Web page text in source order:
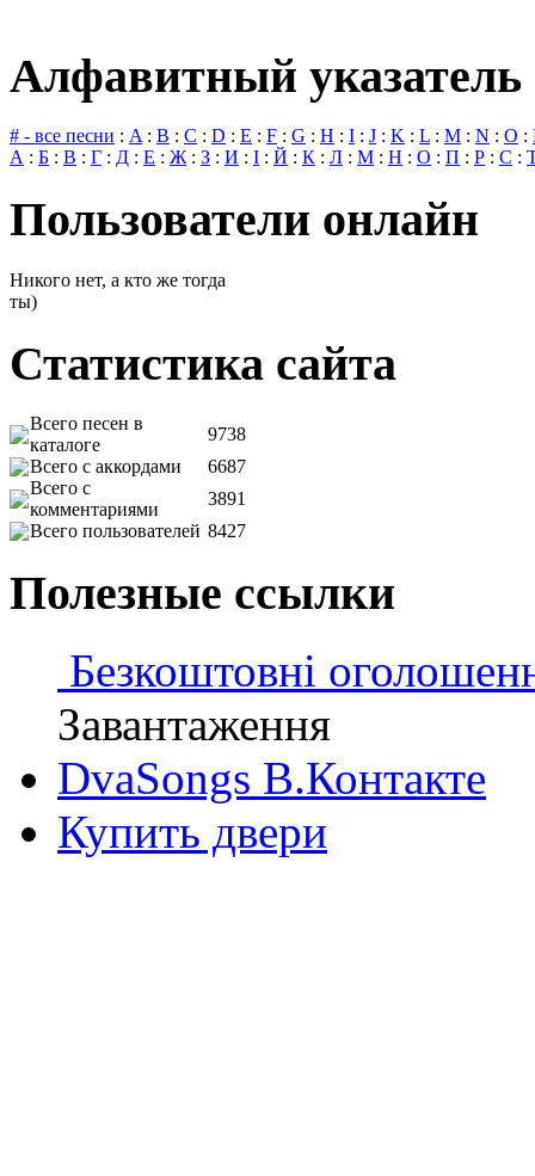
Алфавитный указатель
# - все песни : A: B : C : D : E : F : G : H : I : J : K : L : M : N : O :
А : Б : В : Г : Д : Е : Ж: З : И : І : Й : К : Л : М : Н : О : П : Р : С :
Пользователи онлайн
Никого нет, а кто же тогда
ты)
Статистика сайта
Всего песен в
каталоге
9738
Всего с аккордами
6687
Всего с
комментариями
3891
Всего пользователей 8427
Полезные ссылки
Безкоштовні
Завантаження
DvaSongs В.Контакте
Купить двери